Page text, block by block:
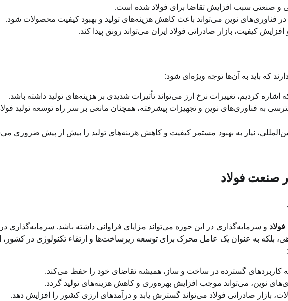
و صنعتی سبب افزایش تقاضا برای فولاد شده است.
فناوری‌های نوین می‌تواند باعث کاهش هزینه‌های تولید و بهبود کیفیت محصولات شود.
افزایش کیفیت، بازار صادراتی فولاد ایران می‌تواند رونق پیدا کند.
که باید به آن‌ها توجه ویژه‌ای شود:
اشاره کردیم، تغییرات نرخ ارز می‌تواند تأثیرات شدیدی بر هزینه‌های تولید داشته باشد.
به فناوری‌های نوین و تجهیزات پیشرفته، همچنان مانعی بر سر راه توسعه تولید
نیاز به بهبود مستمر کیفیت و کاهش هزینه‌های تولید را بیش از پیش ضروری
و سرمایه‌گذاری در این حوزه می‌تواند مزایای فراوانی داشته باشد. سرمایه‌گذاری در
بلکه به عنوان یک عامل محرک برای توسعه زیرساخت‌ها و ارتقاء تکنولوژی در
کاربردهای گسترده در ساخت و ساز، همیشه تقاضای خود را حفظ می‌کند.
نوین، می‌تواند موجب افزایش بهره‌وری و کاهش هزینه‌های تولید گردد.
بازار صادراتی فولاد می‌تواند گسترش یابد و درآمدهای ارزی کشور را افزایش دهد.